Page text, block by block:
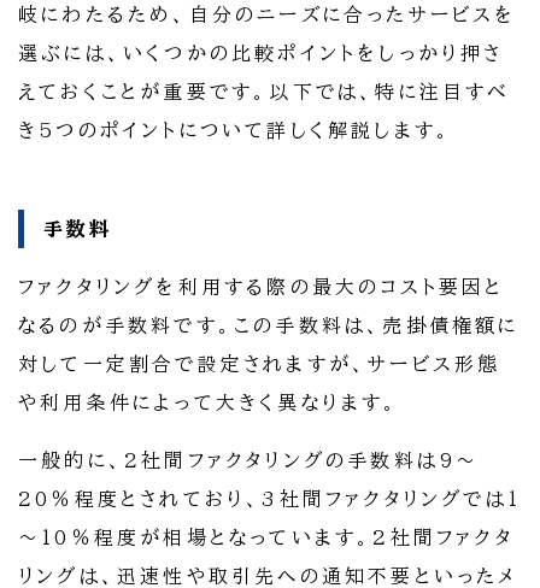
岐にわたるため、自分のニーズに合ったサービスを
選ぶには、いくつかの比較ポイントをしっかり押さ
えておくことが重要です。以下では、特に注目すべ
き5つのポイントについて詳しく解説します。
手数料
ファクタリングを利用する際の最大のコスト要因と
なるのが手数料です。この手数料は、売掛債権額に
対して一定割合で設定されますが、サービス形態
や利用条件によって大きく異なります。
一般的に、2社間ファクタリングの手数料は9～
20％程度とされており、3社間ファクタリングでは1
～10％程度が相場となっています。2社間ファクタ
リングは、迅速性や取引先への通知不要といったメ